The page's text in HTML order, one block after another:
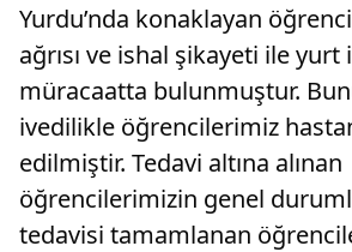
Yurdu’nda konaklayan
ağrısı ve ishal şikayeti ile
müracaatta bulunmuştur.
ivedilikle öğrencilerimiz
edilmiştir. Tedavi altına alınan
öğrencilerimizin genel
tedavisi tamamlanan